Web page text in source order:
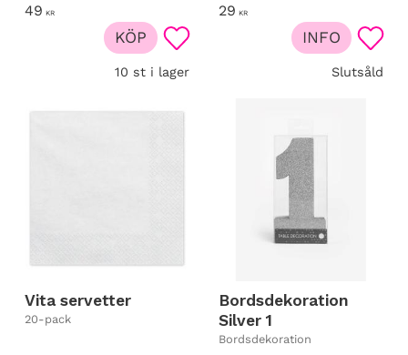
49 KR
Lägg till i favoriter
10 st i lager
KÖP
29 KR
Slutsåld
INFO
Vita servetter
20-pack
Bordsdekoration
Silver 1
Bordsdekoration